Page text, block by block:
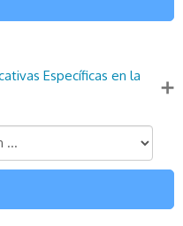
21
Específicas en la
INFANTIL
21días